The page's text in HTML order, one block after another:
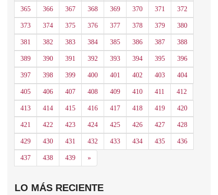
365 366 367 368 369 370 371 372
373 374 375 376 377 378 379 380
381 382 383 384 385 386 387 388
389 390 391 392 393 394 395 396
397 398 399 400 401 402 403 404
405 406 407 408 409 410 411 412
413 414 415 416 417 418 419 420
421 422 423 424 425 426 427 428
429 430 431 432 433 434 435 436
437 438 439 »Siguiente
LO MÁS RECIENTE